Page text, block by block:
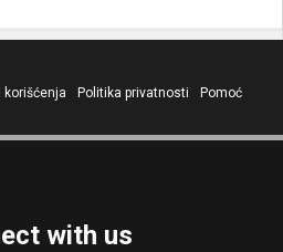
korišćenja Politika privatnosti
Pomoć
with us